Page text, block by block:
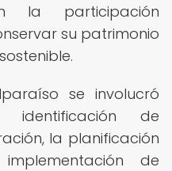
la participación
su patrimonio
se involucró
de
la planificación
de